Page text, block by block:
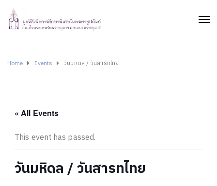
Home Events วันมหิดล / วันสารทไทย
« All Events
This event has passed.
วันมหิดล / วันสารทไทย